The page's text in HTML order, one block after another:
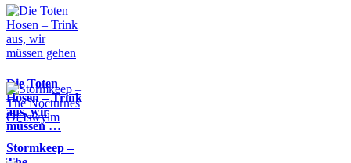
Die Toten
Hosen – Trink
aus, wir
müssen …
Stormkeep –